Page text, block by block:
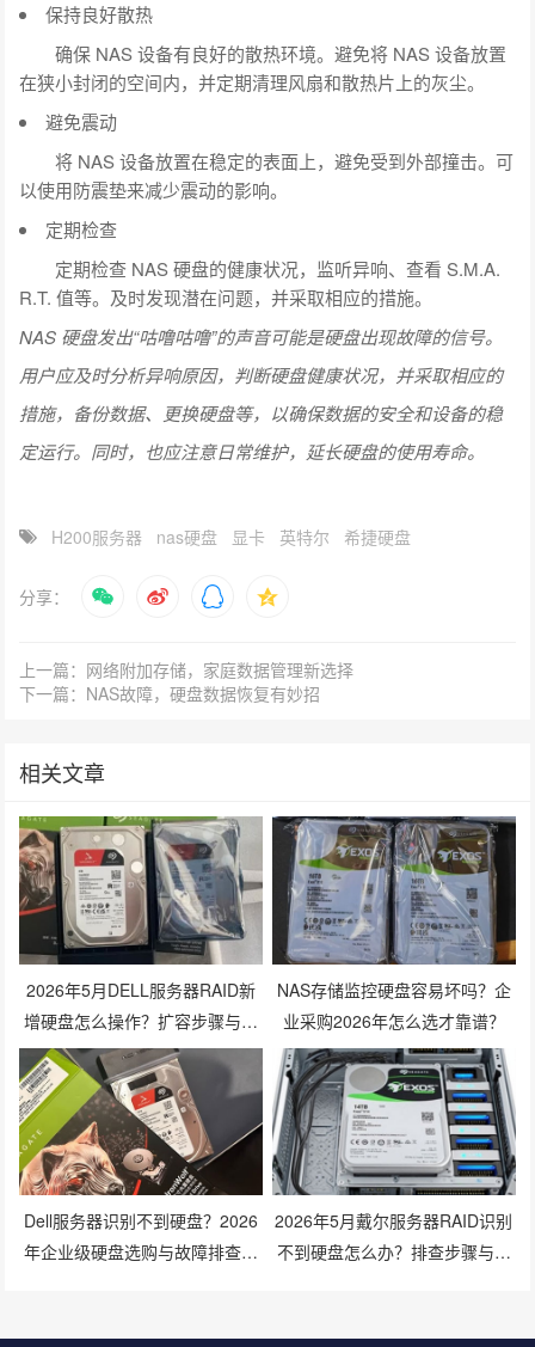
保持良好散热
确保 NAS 设备有良好的散热环境。避免将 NAS 设备放置
在狭小封闭的空间内，并定期清理风扇和散热片上的灰尘。
避免震动
将 NAS 设备放置在稳定的表面上，避免受到外部撞击。可
以使用防震垫来减少震动的影响。
定期检查
定期检查 NAS 硬盘的健康状况，监听异响、查看 S.M.A.
R.T. 值等。及时发现潜在问题，并采取相应的措施。
NAS 硬盘发出“咕噜咕噜”的声音可能是硬盘出现故障的信号。
用户应及时分析异响原因，判断硬盘健康状况，并采取相应的
措施，备份数据、更换硬盘等，以确保数据的安全和设备的稳
定运行。同时，也应注意日常维护，延长硬盘的使用寿命。
H200服务器 nas硬盘 显卡 英特尔 希捷硬盘
分享：
上一篇：网络附加存储，家庭数据管理新选择
下一篇：NAS故障，硬盘数据恢复有妙招
相关文章
2026年5月DELL服务器RAID新
增硬盘怎么操作？扩容步骤与兼
容性避坑指南
NAS存储监控硬盘容易坏吗？企
业采购2026年怎么选才靠谱？
Dell服务器识别不到硬盘？2026
年企业级硬盘选购与故障排查指
2026年5月戴尔服务器RAID识别
不到硬盘怎么办？排查步骤与修